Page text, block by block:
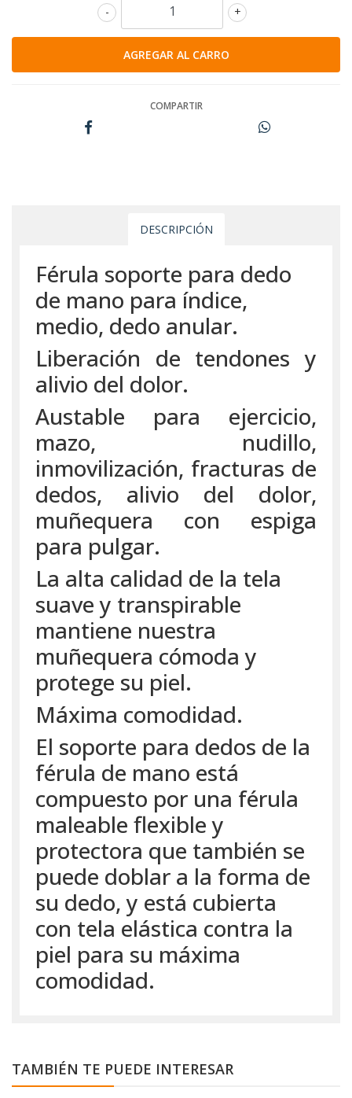
+
-
COMPARTIR
DESCRIPCIÓN
Férula soporte para dedo
de mano para índice,
medio, dedo anular.
Liberación de tendones y
alivio del dolor.
Austable para ejercicio,
mazo, nudillo,
inmovilización, fracturas de
dedos, alivio del dolor,
muñequera con espiga
para pulgar.
La alta calidad de la tela
suave y transpirable
mantiene nuestra
muñequera cómoda y
protege su piel.
Máxima comodidad.
El soporte para dedos de la
férula de mano está
compuesto por una férula
maleable flexible y
protectora que también se
puede doblar a la forma de
su dedo, y está cubierta
con tela elástica contra la
piel para su máxima
comodidad.
TAMBIÉN TE PUEDE INTERESAR